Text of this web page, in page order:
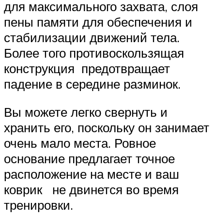
для максимального захвата, слоя
пены памяти для обеспечения и
стабилизации движений тела.
Более того противоскользящая
конструкция предотвращает
падение в середине разминок.
Вы можете легко свернуть и
хранить его, поскольку он занимает
очень мало места. Ровное
основание предлагает точное
расположение на месте и ваш
коврик не двинется во время
тренировки.